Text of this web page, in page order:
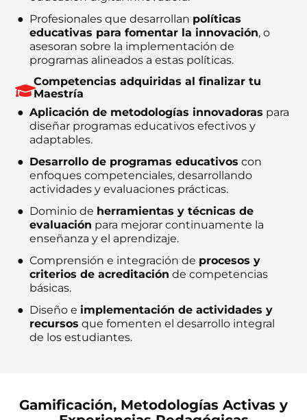
Profesionales que desarrollan políticas
educativas para fomentar la innovación, o
asesoran sobre la implementación de
programas alineados a estas políticas.
Competencias adquiridas al finalizar tu
Maestría
Aplicación de metodologías innovadoras para
diseñar programas educativos efectivos y
adaptables.
Desarrollo de programas educativos con
enfoques competenciales, desarrollando
actividades y evaluaciones prácticas.
Dominio de herramientas y técnicas de
evaluación para mejorar continuamente la
enseñanza y el aprendizaje.
Comprensión e integración de procesos y
criterios de acreditación de competencias
básicas.
Diseño e implementación de actividades y
recursos que fomenten el desarrollo integral
de los estudiantes.
Gamificación, Metodologías Activas y